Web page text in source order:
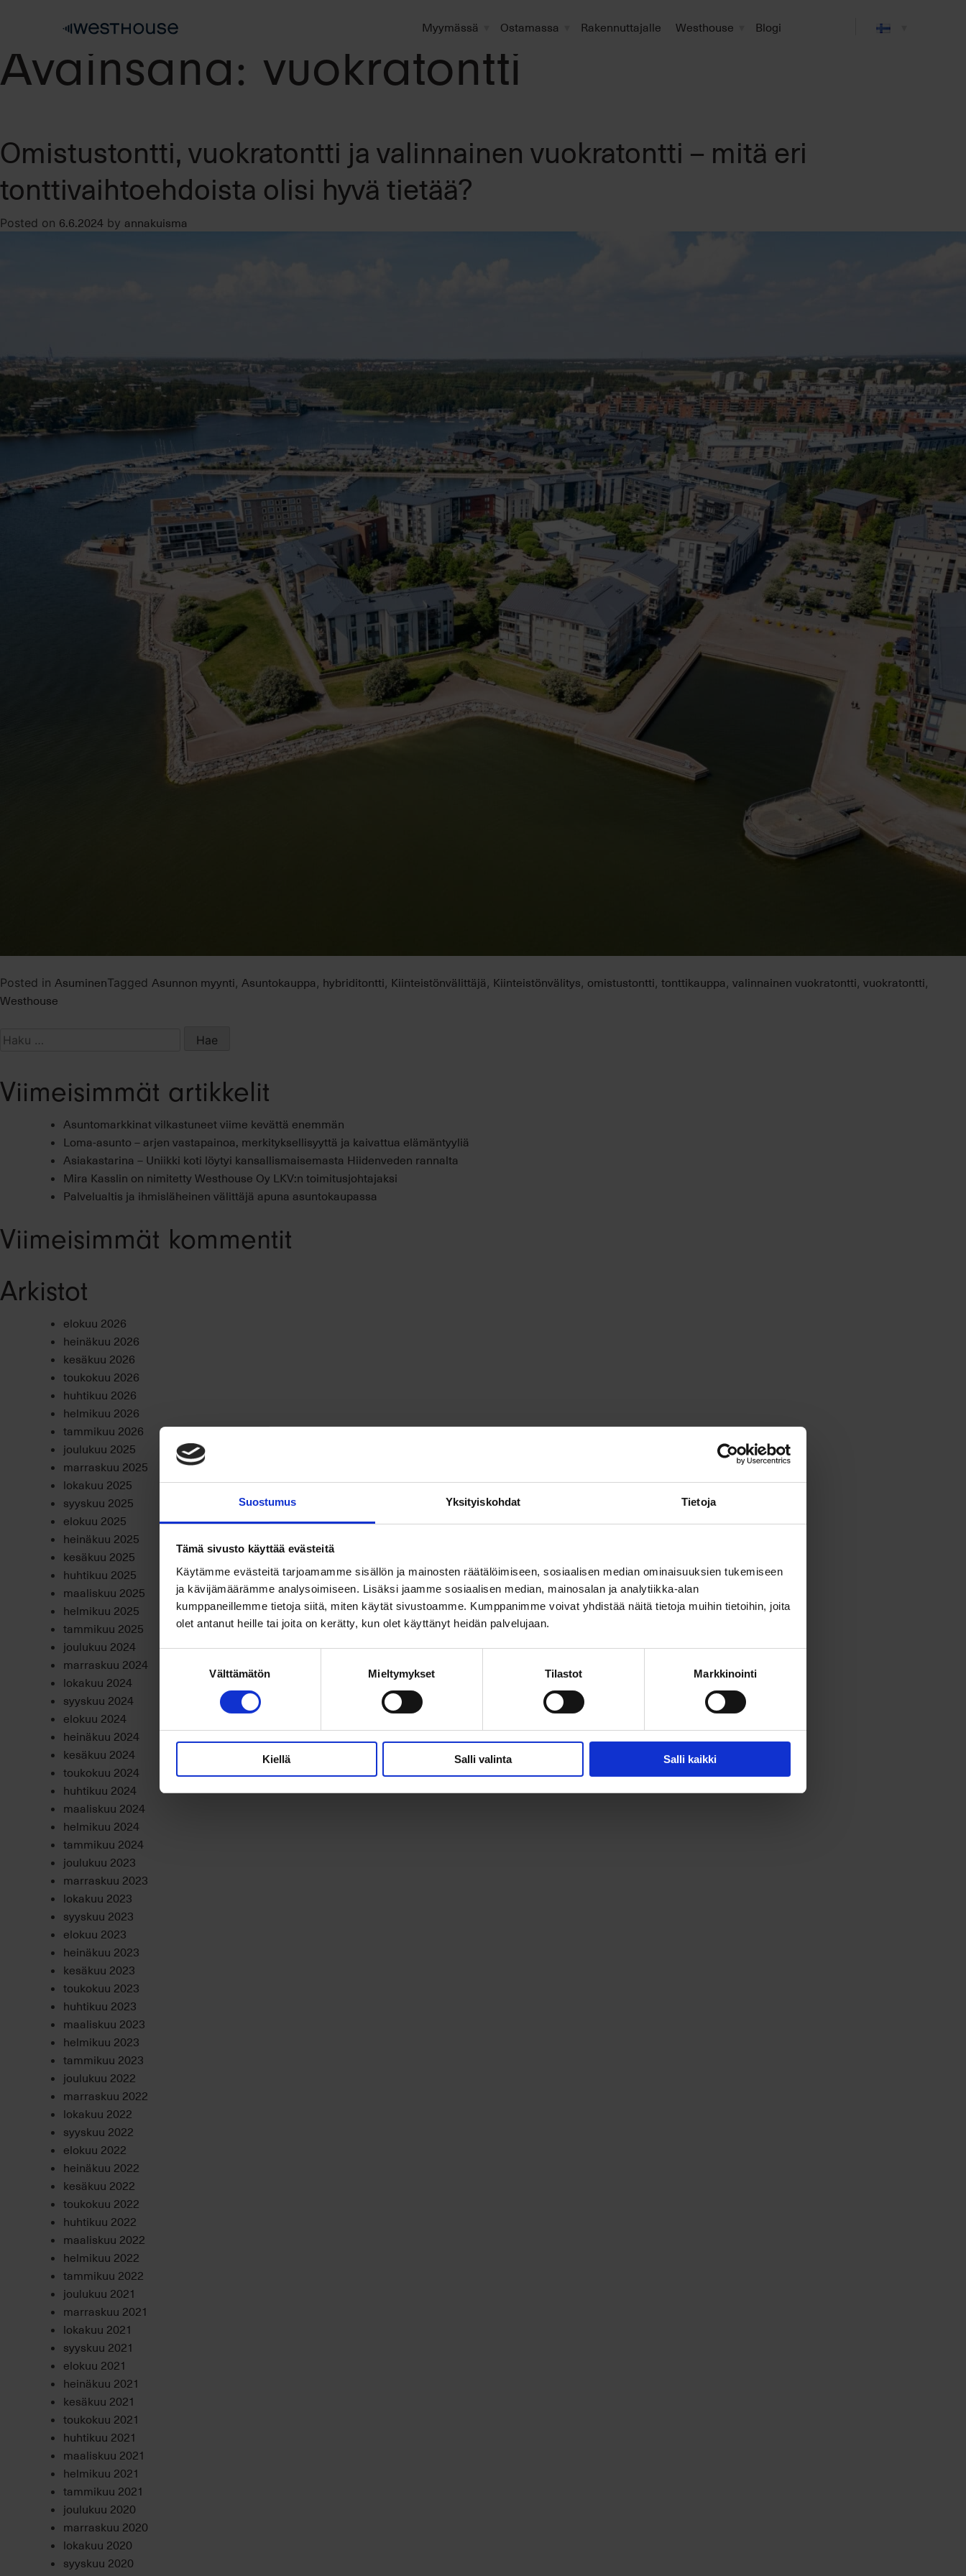
Suostumus Yksityiskohdat Tietoja
Tämä sivusto käyttää evästeitä
Käytämme evästeitä tarjoamamme sisällön ja mainosten räätälöimiseen, sosiaalisen median ominaisuuksien tukemiseen
ja kävijämäärämme analysoimiseen. Lisäksi jaamme sosiaalisen median, mainosalan ja analytiikka-alan
kumppaneillemme tietoja siitä, miten käytät sivustoamme. Kumppanimme voivat yhdistää näitä tietoja muihin tietoihin, joita
olet antanut heille tai joita on kerätty, kun olet käyttänyt heidän palvelujaan.
Välttämätön Mieltymykset Tilastot Markkinointi
Kiellä Salli valinta Salli kaikki
Myymässä Ostamassa Rakennuttajalle Westhouse Blogi
Avainsana: vuokratontti
Omistustontti, vuokratontti ja valinnainen vuokratontti – mitä eri
tonttivaihtoehdoista olisi hyvä tietää?
Posted on 6.6.2024 by annakuisma
Posted in AsuminenTagged Asunnon myynti, Asuntokauppa, hybriditontti, Kiinteistönvälittäjä, Kiinteistönvälitys, omistustontti, tonttikauppa, valinnainen vuokratontti, vuokratontti,
Westhouse
Haku:
Viimeisimmät artikkelit
Asuntomarkkinat vilkastuneet viime kevättä enemmän
Loma-asunto – arjen vastapainoa, merkityksellisyyttä ja kaivattua elämäntyyliä
Asiakastarina – Uniikki koti löytyi kansallismaisemasta Hiidenveden rannalta
Mira Kasslin on nimitetty Westhouse Oy LKV:n toimitusjohtajaksi
Palvelualtis ja ihmisläheinen välittäjä apuna asuntokaupassa
Viimeisimmät kommentit
Arkistot
elokuu 2026
heinäkuu 2026
kesäkuu 2026
toukokuu 2026
huhtikuu 2026
helmikuu 2026
tammikuu 2026
joulukuu 2025
marraskuu 2025
lokakuu 2025
syyskuu 2025
elokuu 2025
heinäkuu 2025
kesäkuu 2025
huhtikuu 2025
maaliskuu 2025
helmikuu 2025
tammikuu 2025
joulukuu 2024
marraskuu 2024
lokakuu 2024
syyskuu 2024
elokuu 2024
heinäkuu 2024
kesäkuu 2024
toukokuu 2024
huhtikuu 2024
maaliskuu 2024
helmikuu 2024
tammikuu 2024
joulukuu 2023
marraskuu 2023
lokakuu 2023
syyskuu 2023
elokuu 2023
heinäkuu 2023
kesäkuu 2023
toukokuu 2023
huhtikuu 2023
maaliskuu 2023
helmikuu 2023
tammikuu 2023
joulukuu 2022
marraskuu 2022
lokakuu 2022
syyskuu 2022
elokuu 2022
heinäkuu 2022
kesäkuu 2022
toukokuu 2022
huhtikuu 2022
maaliskuu 2022
helmikuu 2022
tammikuu 2022
joulukuu 2021
marraskuu 2021
lokakuu 2021
syyskuu 2021
elokuu 2021
heinäkuu 2021
kesäkuu 2021
toukokuu 2021
huhtikuu 2021
maaliskuu 2021
helmikuu 2021
tammikuu 2021
joulukuu 2020
marraskuu 2020
lokakuu 2020
syyskuu 2020